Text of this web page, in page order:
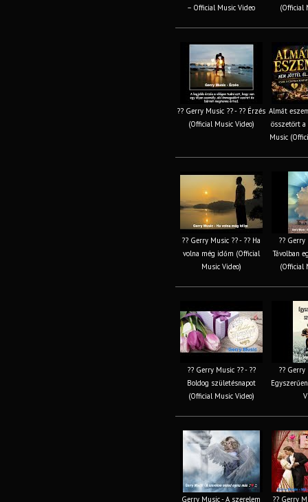
– Official Music Video
(Official
?? Gerry Music ?? - ?? Érzés
(Official Music Video)
Almát
összetört
Music
?? Gerry Music ?? - ?? Ha
volna még időm (Official
Music Video)
?? Gerry
Távolban
(Official
?? Gerry Music ?? - ??
Boldog születésnapot
(Official Music Video)
?? Gerry
Gerry Music - A szerelem
?? Gerry